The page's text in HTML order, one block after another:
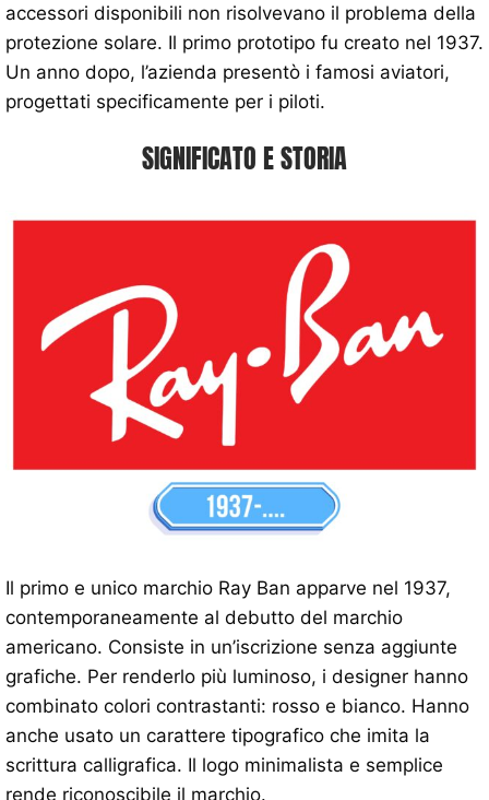
accessori disponibili non risolvevano il problema della
protezione solare. Il primo prototipo fu creato nel 1937.
Un anno dopo, l’azienda presentò i famosi aviatori,
progettati specificamente per i piloti.
SIGNIFICATO E STORIA
Il primo e unico marchio Ray Ban apparve nel 1937,
contemporaneamente al debutto del marchio
americano. Consiste in un’iscrizione senza aggiunte
grafiche. Per renderlo più luminoso, i designer hanno
combinato colori contrastanti: rosso e bianco. Hanno
anche usato un carattere tipografico che imita la
scrittura calligrafica. Il logo minimalista e semplice
rende riconoscibile il marchio.